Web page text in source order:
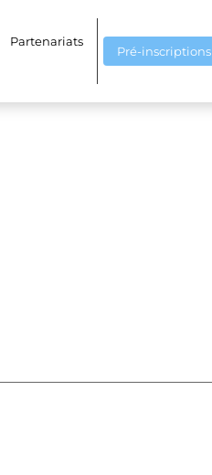
Partenariats
Pré-inscriptions